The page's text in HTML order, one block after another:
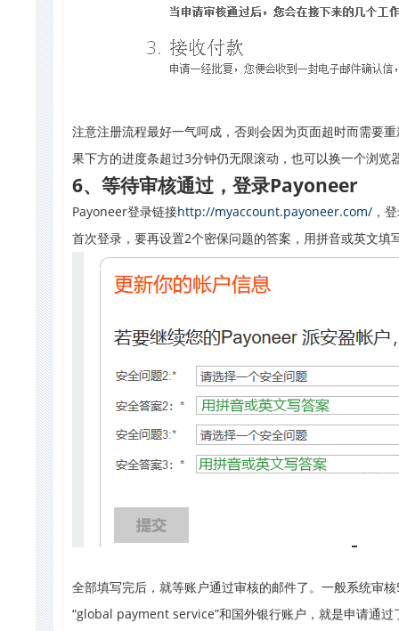
注意注册流程最好一气呵成，否则会因为页面超时而需要
果下方的进度条超过3分钟仍无限滚动，也可以换一个浏览
6、 等待审核通过，登录Payoneer
Payoneer登录链接http://myaccount.payoneer.com/ ，
首次登录，要再设置2个密保问题的答案，用拼音或英文
全部填写完后，就等账户通过审核的邮件了。一般系统审
“global payment service”和国外银行账户，就是申请通